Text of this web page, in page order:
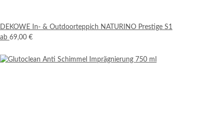
DEKOWE In- & Outdoorteppich NATURINO Prestige S1
ab 69,00 €